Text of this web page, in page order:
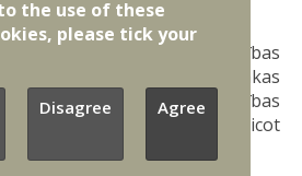
abu objektu būvniecības
milj. eiro, savukārt precīzākas
tai skaitā pieejamības
ik gadu, tiks noteiktas veicot
aprēķinu.
the use of these
please tick your
Disagree Agree